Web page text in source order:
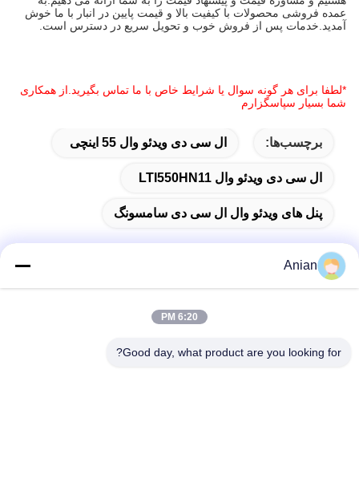
عمده فروشی محصولات با کیفیت بالا و قیمت پایین در انبار با ما خوش
آمدید.خدمات پس از فروش خوب و تحویل سریع در دسترس است.
*لطفا برای هر گونه سوال یا شرایط خاص با ما تماس بگیرید.از همکاری
شما بسیار سپاسگزارم
برچسب‌ها: ال سی دی ویدئو وال 55 اینچی
ال سی دی ویدئو وال LTI550HN11
پنل های ویدئو وال ال سی دی سامسونگ
آدرس
Anian
6:20 PM
Good day, what product are you looking for?